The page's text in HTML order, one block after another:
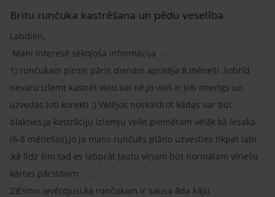
Britu runčuka kastrēšana un pēdu veselība
Labdien,
Mani interesē sekojoša informācija -
1) runčukam pirms pāris dienām apritēja 8.mēneši ,šobrīd
nevaru izlemt kastrēt viņu vai nē,jo viņš ir ļoti mierīgs un
uzvedas ļoti korekti :) Velējos noskaidrot kādas var būt
blaknes,ja kastrāciju izlemju veikt piemēram vēlāk kā iesaka
(6-8 mēnešos),jo ja mans runčuks plāno uzvesties tikpat labi
,kā līdz šim tad es labprāt ļautu viņam būt normālam vīriešu
kārtas pārstāvim . . .
2)Esmu ievērojusi,ka runčukam ir sausa āda kāju